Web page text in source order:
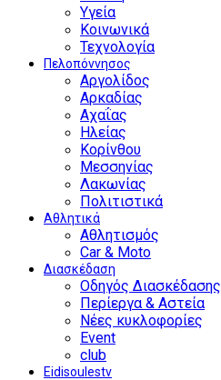
Υγεία
Κοινωνικά
Τεχνολογία
Πελοπόννησος
Αργολίδος
Αρκαδίας
Αχαΐας
Ηλείας
Κορίνθου
Μεσσηνίας
Λακωνίας
Πολιτιστικά
Αθλητικά
Αθλητισμός
Car & Moto
Διασκέδαση
Οδηγός Διασκέδασης
Περίεργα & Αστεία
Νέες κυκλοφορίες
Event
club
Eidisoulestv